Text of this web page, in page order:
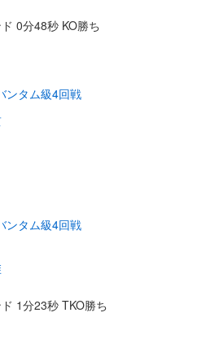
0分48秒 KO勝ち
ンタム級4回戦
ンタム級4回戦
1分23秒 TKO勝ち